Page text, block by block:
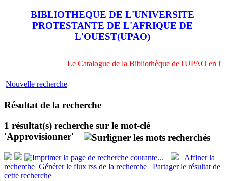
BIBLIOTHEQUE DE L'UNIVERSITE
PROTESTANTE DE L'AFRIQUE DE
L'OUEST(UPAO)
Le Catalogue de la Bibliothèque de l'UPAO en
Nouvelle recherche
Résultat de la recherche
1 résultat(s) recherche sur le mot-clé
'Approvisionner'
Affiner la
recherche Générer le flux rss de la recherche
Partager le résultat de
cette recherche